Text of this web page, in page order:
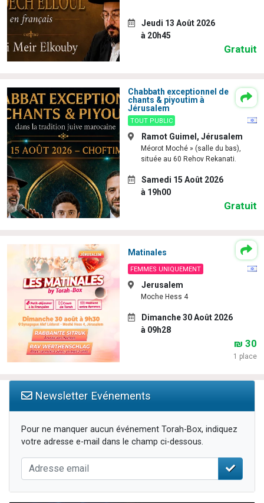
Il reste 49 places pour étudier en groupe sur Zoom
Ariel vient de donner son Maasser
Nathaniel vient de donner son Maasser
Jeudi 13 Août 2026
à 20h45
Gratuit
Chabbath exceptionnel de
chants & piyoutim à
Jérusalem
TOUT PUBLIC
Ramot Guimel, Jérusalem
Méorot Moché » (salle du bas),
située au 60 Rehov Rekanati.
Samedi 15 Août 2026
à 19h00
Gratuit
Matinales
FEMMES UNIQUEMENT
Jerusalem
Moche Hess 4
Dimanche 30 Août 2026
à 09h28
₪ 30
1 place
Newsletter Evénements
Pour ne manquer aucun événement Torah-Box, indiquez
votre adresse e-mail dans le champ ci-dessous.